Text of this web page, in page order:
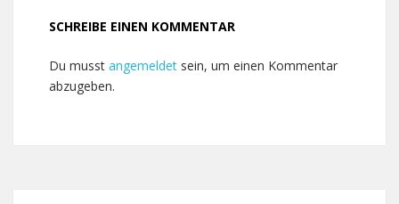
SCHREIBE EINEN KOMMENTAR
Du musst angemeldet sein, um einen Kommentar
abzugeben.